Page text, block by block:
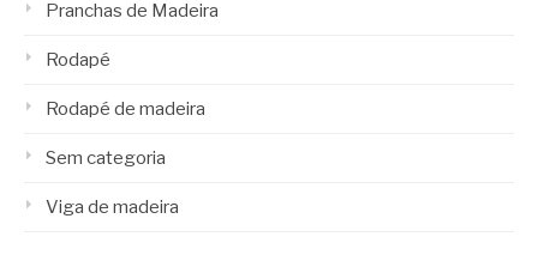
Pranchas de Madeira
Rodapé
Rodapé de madeira
Sem categoria
Viga de madeira